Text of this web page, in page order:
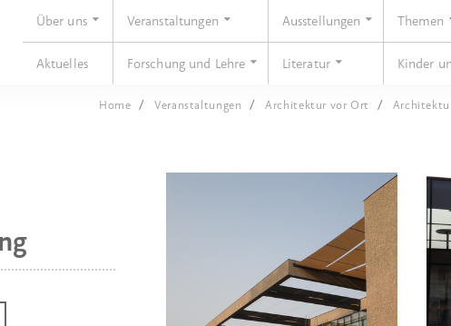
Über uns Veranstaltungen Ausstellungen Themen
Aktuelles Forschung und Lehre Literatur Kinder
Home Veranstaltungen Architektur vor Ort